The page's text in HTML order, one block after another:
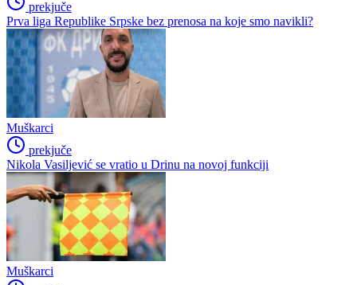
prekjuče
Prva liga Republike Srpske bez prenosa na koje smo navikli?
Muškarci
prekjuče
Nikola Vasiljević se vratio u Drinu na novoj funkciji
Muškarci